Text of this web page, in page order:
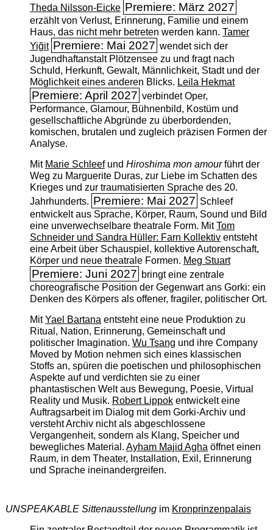
Theda Nilsson-Eicke Premiere: März 2027
erzählt von Verlust, Erinnerung, Familie und einem
Haus, das nicht mehr betreten werden kann. Tamer
Yiğit Premiere: Mai 2027 wendet sich der
Jugendhaftanstalt Plötzensee zu und fragt nach
Schuld, Herkunft, Gewalt, Männlichkeit, Stadt und der
Möglichkeit eines anderen Blicks. Leila Hekmat
Premiere: April 2027 verbindet Oper,
Performance, Glamour, Bühnenbild, Kostüm und
gesellschaftliche Abgründe zu überbordenden,
komischen, brutalen und zugleich präzisen Formen der
Analyse.
Mit Marie Schleefund Hiroshima mon amourführt der
Weg zu Marguerite Duras, zur Liebe im Schatten des
Krieges und zur traumatisierten Sprache des 20.
Jahrhunderts. Premiere: Mai 2027 Schleef
entwickelt aus Sprache, Körper, Raum, Sound und Bild
eine unverwechselbare theatrale Form. MitTom
Schneider und Sandra Hüller: Farn Kollektiventsteht
eine Arbeit über Schauspiel, kollektive Autorenschaft,
Körper und neue theatrale Formen. Meg Stuart
Premiere: Juni 2027 bringt eine zentrale
choreografische Position der Gegenwart ans Gorki: ein
Denken des Körpers als offener, fragiler, politischer Ort.
MitYael Bartanaentsteht eine neue Produktion zu
Ritual, Nation, Erinnerung, Gemeinschaft und
politischer Imagination. Wu Tsang und ihre Company
Moved by Motion nehmen sich eines klassischen
Stoffs an, spüren die poetischen und philosophischen
Aspekte auf und verdichten sie zu einer
phantastischen Welt aus Bewegung, Poesie, Virtual
Reality und Musik. Robert Lippokentwickelt eine
Auftragsarbeit im Dialog mit dem Gorki-Archiv und
versteht Archiv nicht als abgeschlossene
Vergangenheit, sondern als Klang, Speicher und
bewegliches Material. Ayham Majid Aghaöffnet einen
Raum, in dem Theater, Installation, Exil, Erinnerung
und Sprache ineinandergreifen.
UNSPEAKABLE Sittenausstellungim Kronprinzenpalais